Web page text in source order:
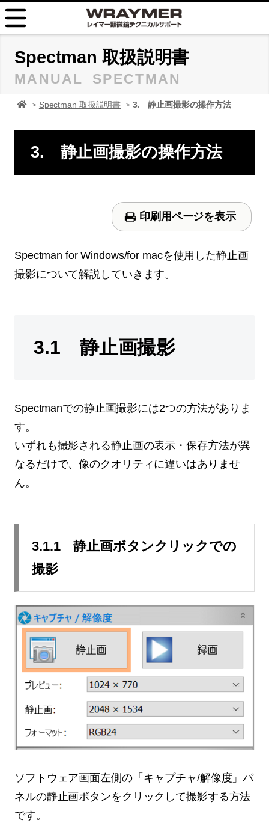
FAQ
TIPS
取扱説明書
お問い合せ
Spectman 取扱説明書
MANUAL_SPECTMAN
顕微鏡 レイマーHOME
Spectman 取扱説明書 3. 静止画撮影の操作方法
3. 静止画撮影の操作方法
印刷用ページを表示
Spectman for Windows/for macを使用した静止画
撮影について解説していきます。
3.1 静止画撮影
Spectmanでの静止画撮影には2つの方法がありま
す。
いずれも撮影される静止画の表示・保存方法が異
なるだけで、像のクオリティに違いはありませ
ん。
3.1.1 静止画ボタンクリックでの
撮影
ソフトウェア画面左側の「キャプチャ/解像度」パ
ネルの静止画ボタンをクリックして撮影する方法
です。